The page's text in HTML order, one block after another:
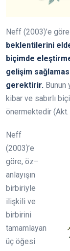
Neff (2003)’e göre
beklentilerini
biçimde
gelişim
gerektirir. Bunun
kibar ve sabırlı
önermektedir (Akt.
Neff
(2003)’e
göre, öz–
anlayışın
birbiriyle
ilişkili ve
birbirini
tamamlayan
üç öğesi